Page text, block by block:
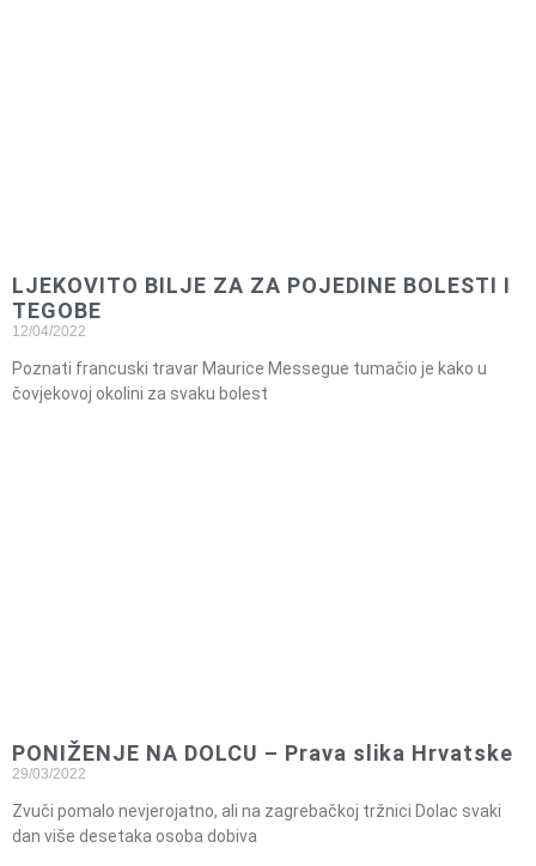
LJEKOVITO BILJE ZA ZA POJEDINE BOLESTI I
TEGOBE
12/04/2022
Poznati francuski travar Maurice Messegue tumačio je kako u
čovjekovoj okolini za svaku bolest
PONIŽENJE NA DOLCU – Prava slika Hrvatske
29/03/2022
Zvuči pomalo nevjerojatno, ali na zagrebačkoj tržnici Dolac svaki
dan više desetaka osoba dobiva